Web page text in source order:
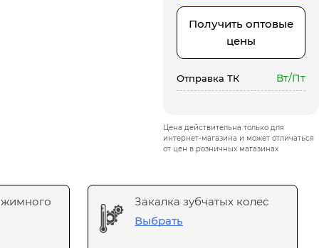
Получить оптовые
цены
Отправка ТК Вт/Пт
Цена действительна только для
интернет-магазина и может отличаться
от цен в розничных магазинах
Закалка зубчатых колес
Выбрать